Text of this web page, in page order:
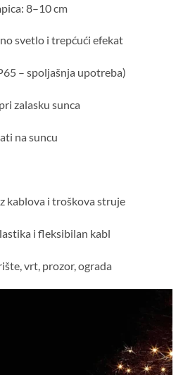
8–10 cm
svetlo i trepćući efekat
– spoljašnja upotreba)
zalasku sunca
na suncu
kablova i troškova struje
i fleksibilan kabl
vrt, prozor, ograda